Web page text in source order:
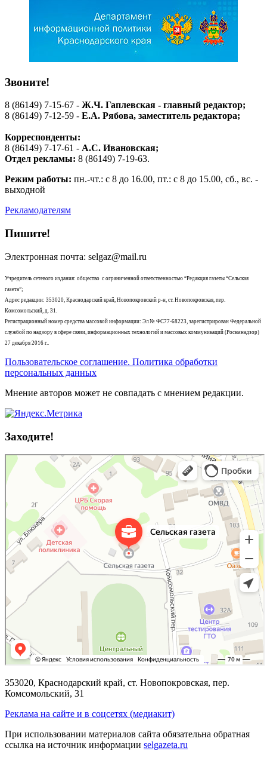
Звоните!
8 (86149) 7-15-67 - Ж.Ч. Гаплевская - главный редактор;
8 (86149) 7-12-59 - Е.А. Рябова, заместитель редактора;
Корреспонденты:
8 (86149) 7-17-61 - А.С. Ивановская;
Отдел рекламы: 8 (86149) 7-19-63.
Режим работы: пн.-чт.: с 8 до 16.00, пт.: с 8 до 15.00, сб., вс. -
выходной
Рекламодателям
Пишите!
Электронная почта: selgaz@mail.ru
Учредитель сетевого издания: общество с ограниченной ответственностью “Редакция газеты “Сельская
газета”;
Адрес редакции: 353020, Краснодарский край, Новопокровский р-н, ст. Новопокровская, пер.
Комсомольский, д. 31.
Регистрационный номер средства массовой информации: Эл № ФС77-68223, зарегистрирован Федеральной
службой по надзору в сфере связи, информационных технологий и массовых коммуникаций (Роскмнадзор)
27 декабря 2016 г..
Пользовательское соглашение. Политика обработки
персональных данных
Мнение авторов может не совпадать с мнением редакции.
Заходите!
353020, Краснодарский край, ст. Новопокровская, пер.
Комсомольский, 31
Реклама на сайте и в соцсетях (медиакит)
При использовании материалов сайта обязательна обратная
ссылка на источник информации selgazeta.ru